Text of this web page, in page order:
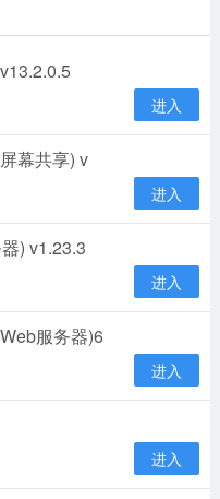
进入
幕共享) v
进入
) v1.23.3
进入
服务器)6
进入
进入